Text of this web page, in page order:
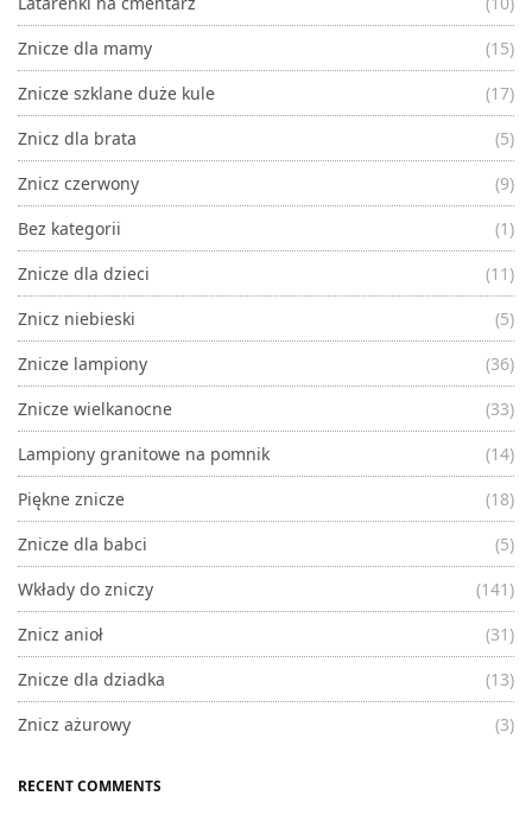
Znicze dla mamy
(15)
Znicze szklane duże kule
(17)
Znicz dla brata
(5)
Znicz czerwony
(9)
Bez kategorii
(1)
Znicze dla dzieci
(11)
Znicz niebieski
(5)
Znicze lampiony
(36)
Znicze wielkanocne
(33)
Lampiony granitowe na pomnik
(14)
Piękne znicze
(18)
Znicze dla babci
(5)
Wkłady do zniczy
(141)
Znicz anioł
(31)
Znicze dla dziadka
(13)
Znicz ażurowy
(3)
RECENT COMMENTS